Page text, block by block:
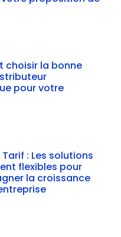
choisir la bonne
pour votre
: Les solutions
flexibles pour
la croissance